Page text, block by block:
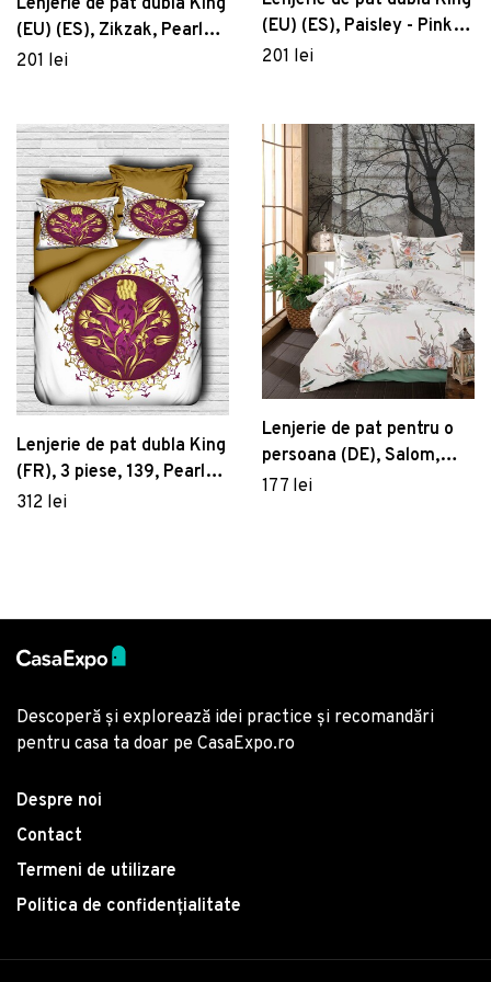
Lenjerie de pat dubla King
(EU) (ES), Zikzak, Pearl
Home, Bumbac Ranforce
201 lei
(EU) (ES), Paisley - Pink,
Pearl Home, Bumbac
201 lei
Lenjerie de pat dubla King
(FR), 3 piese, 139, Pearl
Home, Poliester Satinat
312 lei
Lenjerie de pat pentru o
persoana (DE), Salom,
Primacasa by Türkiz,
177 lei
Descoperă și explorează idei practice și recomandări
pentru casa ta doar pe CasaExpo.ro
Despre noi
Contact
Termeni de utilizare
Politica de confidențialitate